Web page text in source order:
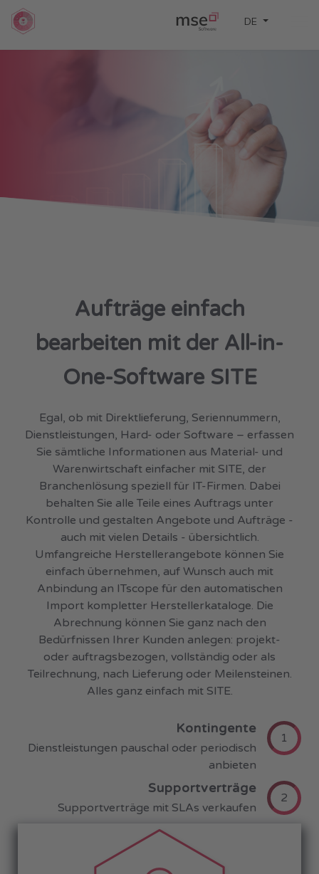
Sprache
DE
Aufträge einfach
bearbeiten mit der All-in-
One-Software SITE
Egal, ob mit Direktlieferung, Seriennummern,
Dienstleistungen, Hard- oder Software – erfassen
Sie sämtliche Informationen aus Material- und
Warenwirtschaft einfacher mit SITE, der
Branchenlösung speziell für IT-Firmen. Dabei
behalten Sie alle Teile eines Auftrags unter
Kontrolle und gestalten Angebote und Aufträge -
auch mit vielen Details - übersichtlich.
Umfangreiche Herstellerangebote können Sie
einfach übernehmen, auf Wunsch auch mit
Anbindung an ITscope für den automatischen
Import kompletter Herstellerkataloge. Die
Abrechnung können Sie ganz nach den
Bedürfnissen Ihrer Kunden anlegen: projekt-
oder auftragsbezogen, vollständig oder als
Teilrechnung, nach Lieferung oder Meilensteinen.
Alles ganz einfach mit SITE.
1
Kontingente
Dienstleistungen pauschal oder periodisch
anbieten
2
Supportverträge
Supportverträge mit SLAs verkaufen